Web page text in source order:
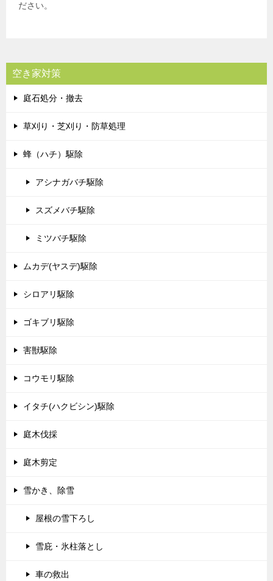
ださい。
空き家対策
庭石処分・撤去
草刈り・芝刈り・防草処理
蜂（ハチ）駆除
アシナガバチ駆除
スズメバチ駆除
ミツバチ駆除
ムカデ(ヤスデ)駆除
シロアリ駆除
ゴキブリ駆除
害獣駆除
コウモリ駆除
イタチ(ハクビシン)駆除
庭木伐採
庭木剪定
雪かき、除雪
屋根の雪下ろし
雪庇・氷柱落とし
車の救出